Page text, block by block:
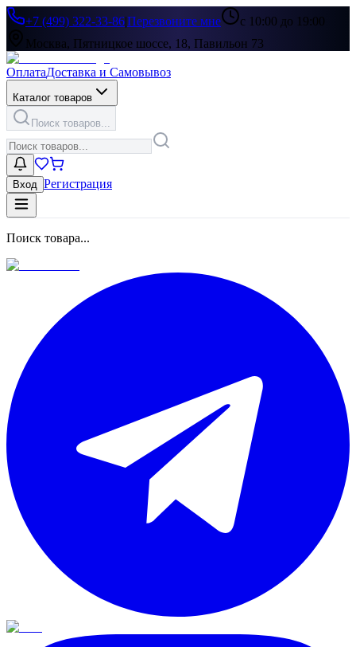
+7 (499) 322-33-86|Перезвоните мне
с 10:00 до 19:00
Москва, Пятницкое шоссе, 18, Павильон 73
ОплатаДоставка и Самовывоз
Каталог товаров
Поиск товаров...
Вход Регистрация
Поиск товара...